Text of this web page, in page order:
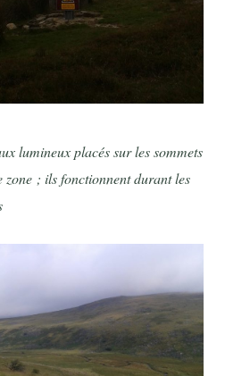
lumineux placés sur les sommets
zone ; ils fonctionnent durant les